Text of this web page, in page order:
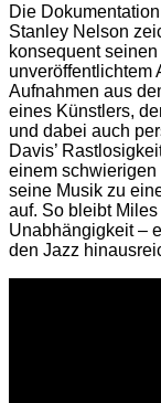
Die
Stanley Nelson
konsequent
unveröffentlichtem
Aufnahmen aus
eines Künstlers,
und dabei auch
Davis’
einem schwierigen
seine Musik zu
auf. So bleibt
Unabhängigkeit –
den Jazz